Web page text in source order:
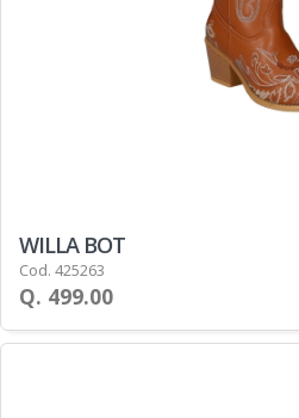
WILLA BOT
Cod. 425263
Q. 499.00